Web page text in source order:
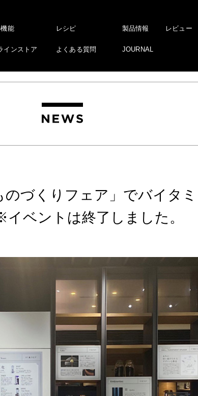
能
インストア
レシピ
よくある質問
製品情報
JOURNAL
レビュー
のづくりフェア」でバイタ
ベントは終了しました。